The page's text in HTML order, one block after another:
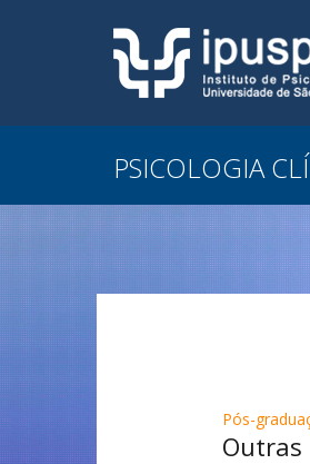
PSICOLOGIA
Pós-
Outras